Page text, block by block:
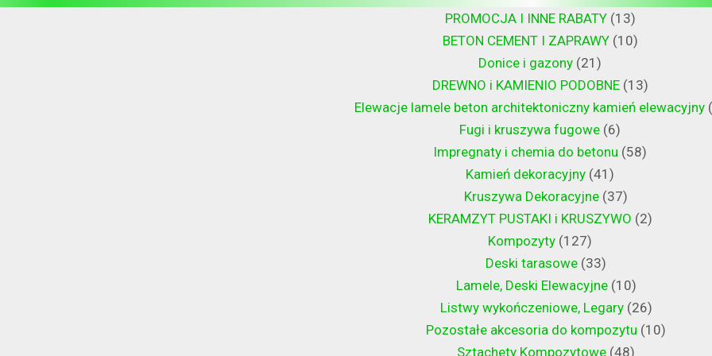
PROMOCJA I INNE RABATY 13
BETON CEMENT I ZAPRAWY 10
Donice i gazony 21
DREWNO i KAMIENIO PODOBNE 13
Elewacje lamele beton architektoniczny kamień elewacyjny
Fugi i kruszywa fugowe 6
Impregnaty i chemia do betonu 58
Kamień dekoracyjny 41
Kruszywa Dekoracyjne 37
KERAMZYT PUSTAKI i KRUSZYWO 2
Kompozyty 127
Deski tarasowe 33
Lamele, Deski Elewacyjne 10
Listwy wykończeniowe, Legary 26
Pozostałe akcesoria do kompozytu 10
Sztachety Kompozytowe 48